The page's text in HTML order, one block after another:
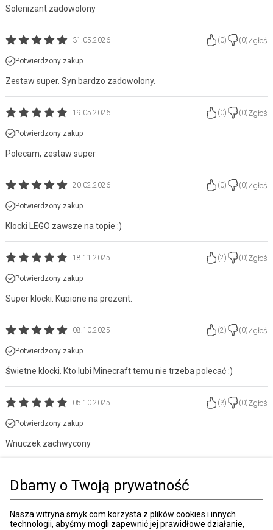
Dbamy o Twoją prywatność
Nasza witryna smyk.com korzysta z plików cookies i innych
technologii, abyśmy mogli zapewnić jej prawidłowe działanie,
Solenizant zadowolony
31.05.2026 (0) (0)Zgłoś
Potwierdzony zakup
Zestaw super. Syn bardzo zadowolony.
19.05.2026 (0) (0)Zgłoś
Potwierdzony zakup
Polecam, zestaw super
20.02.2026 (0) (0)Zgłoś
Potwierdzony zakup
Klocki LEGO zawsze na topie :)
18.11.2025 (2) (0)Zgłoś
Potwierdzony zakup
Super klocki. Kupione na prezent.
08.10.2025 (2) (0)Zgłoś
Potwierdzony zakup
Świetne klocki. Kto lubi Minecraft temu nie trzeba polecać :)
05.10.2025 (3) (0)Zgłoś
Potwierdzony zakup
Wnuczek zachwycony
Kategorie